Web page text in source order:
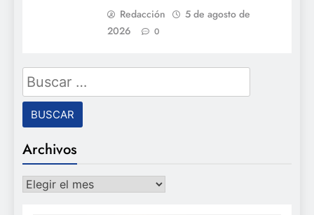
Redacción
5 de agosto de
2026
0
Buscar:
Archivos
Archivos